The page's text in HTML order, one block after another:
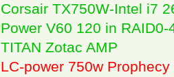
Corsair TX750W-Intel i7
Power V60 120 in
TITAN Zotac AMP
LC-power 750w